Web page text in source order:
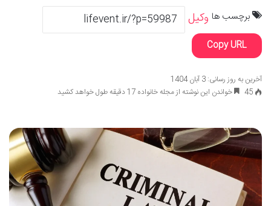
برچسب ها وکیل
Copy URL
آخرین به روز رسانی: 3 آبان 1404
45
خواندن این نوشته از مجله خانواده 17 دقیقه طول خواهد کشید